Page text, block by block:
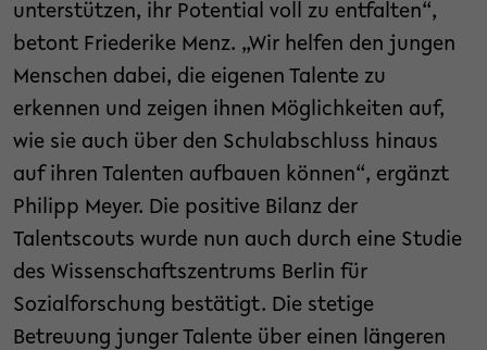
unterstützen, ihr Potential voll zu entfalten“,
betont Friederike Menz. „Wir helfen den jungen
Menschen dabei, die eigenen Talente zu
erkennen und zeigen ihnen Möglichkeiten auf,
wie sie auch über den Schulabschluss hinaus
auf ihren Talenten aufbauen können“, ergänzt
Philipp Meyer. Die positive Bilanz der
Talentscouts wurde nun auch durch eine Studie
des Wissenschaftszentrums Berlin für
Sozialforschung bestätigt. Die stetige
Betreuung junger Talente über einen längeren